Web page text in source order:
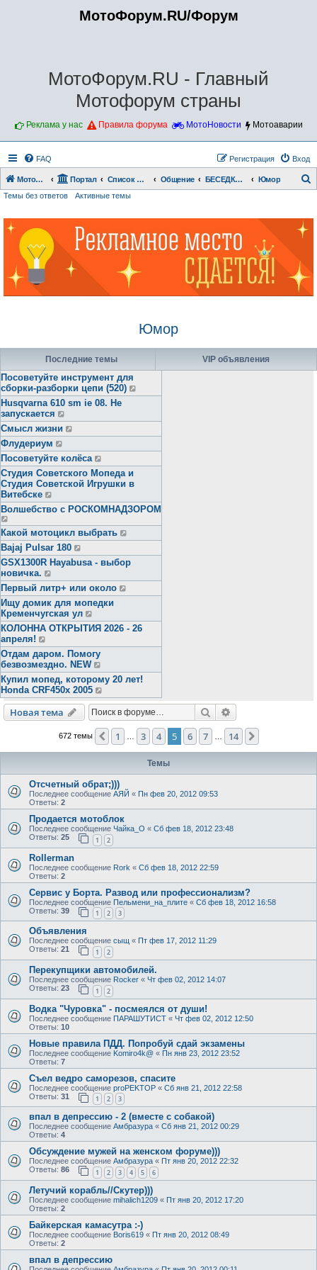
МотоФорум.RU/Форум
МотоФорум.RU - Главный
Мотофорум страны
Реклама у нас Правила форума МотоНовости Мотоаварии
FAQ Вход
Регистрация
Мотофорум.RU Портал Список форумов Общение БЕСЕДКА- БОЛТАЛКА Юмор
Темы без ответов Активные темы
Юмор
Последние темы
Посоветуйте инструмент для
сборки-разборки цепи (520)
Husqvarna 610 sm ie 08. Не
запускается
Смысл жизни
Флудериум
Посоветуйте колёса
Студия Советского Мопеда и
Студия Советской Игрушки в
Витебске
Волшебство с РОСКОМНАДЗОРОМ
Какой мотоцикл выбрать
Bajaj Pulsar 180
GSX1300R Hayabusa - выбор
новичка.
Первый литр+ или около
Ищу домик для мопедки
Кременчугская ул
КОЛОННА ОТКРЫТИЯ 2026 - 26
апреля!
Отдам даром. Помогу
безвозмездно. NEW
Купил мопед, которому 20 лет!
Honda CRF450x 2005
VIP объявления
Новая тема Поиск
672 темы Пред.
1 3 4 5 6 7 14
Темы
Отсчетный обрат;)))
Последнее сообщение АЯЙ « Пн фев 20, 2012 09:53
Ответы: 2
Продается мотоблок
Последнее сообщение Чайка_О « Сб фев 18, 2012 23:48
Ответы: 25 1 2
Rollerman
Последнее сообщение Rork « Сб фев 18, 2012 22:59
Ответы: 2
Сервис у Борта. Развод или профессионализм?
Последнее сообщение Пельмени_на_плите « Сб фев 18, 2012 16:58
Ответы: 39 1 2 3
Объявления
Последнее сообщение сыщ « Пт фев 17, 2012 11:29
Ответы: 21 1 2
Перекупщики автомобилей.
Последнее сообщение Rocker « Чт фев 02, 2012 14:07
Ответы: 23 1 2
Водка "Чуровка" - посмеялся от души!
Последнее сообщение ПАРАШУТИСТ « Чт фев 02, 2012 12:50
Ответы: 10
Новые правила ПДД. Попробуй сдай экзамены
Последнее сообщение Komiro4k@ « Пн янв 23, 2012 23:52
Ответы: 7
Съел ведро саморезов, спасите
Последнее сообщение proPEKTOP « Сб янв 21, 2012 22:58
Ответы: 31 1 2 3
впал в депрессию - 2 (вместе с собакой)
Последнее сообщение Амбразура « Сб янв 21, 2012 00:29
Ответы: 4
Обсуждение мужей на женском форуме)))
Последнее сообщение Амбразура « Пт янв 20, 2012 22:32
Ответы: 86 1 2 3 4 5 6
Летучий корабль//Скутер)))
Последнее сообщение mihalich1209 « Пт янв 20, 2012 17:20
Ответы: 2
Байкерская камасутра :-)
Последнее сообщение Boris619 « Пт янв 20, 2012 08:49
Ответы: 2
впал в депрессию